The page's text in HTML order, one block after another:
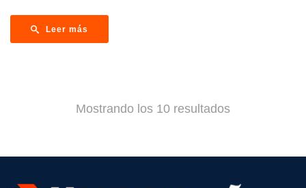
Leer más
Mostrando los 10 resultados